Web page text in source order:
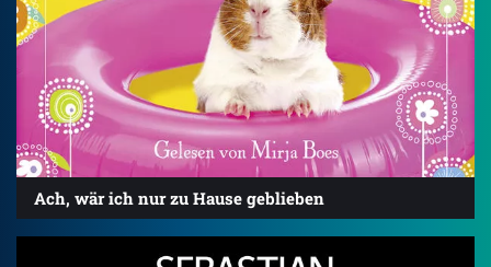
Ach, wär ich nur zu Hause geblieben